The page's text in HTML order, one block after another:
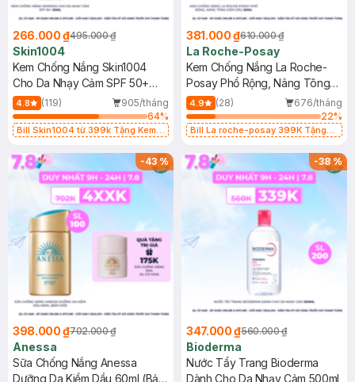
266.000 ₫495.000 ₫
Skin1004
Kem Chống Nắng Skin1004
Cho Da Nhạy Cảm SPF 50+
50ml
4.8 (119)
905/tháng
64%
Bill Skin1004 từ 399k Tặng Kem
SPF 50+ 20ml (SL Có Hạn)
381.000 ₫610.000 ₫
La Roche-Posay
Kem Chống Nắng La Roche-
Posay Phổ Rộng, Nâng Tông
Kiềm Dầu 50ml
4.9 (28)
676/tháng
22%
Bill La roche-posay 399K Tặng
(SL có hạn)
-43%
398.000 ₫702.000 ₫
Anessa
Sữa Chống Nắng Anessa
Dưỡng Da Kiềm Dầu 60ml (Bản
-38%
347.000 ₫560.000 ₫
Bioderma
Nước Tẩy Trang Bioderma
Dành Cho Da Nhạy Cảm 500ml